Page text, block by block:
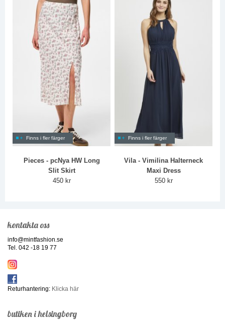
Finns i fler färger
Pieces - pcNya HW Long
Slit Skirt
450 kr
Finns i fler färger
Vila - Vimilina Halterneck
Maxi Dress
550 kr
kontakta oss
info@mintfashion.se
Tel. 042 -18 19 77
Returhantering: Klicka här
butiken i helsingborg